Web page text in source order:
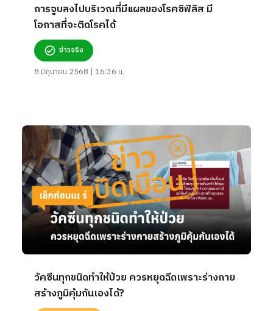
การจูบลงไปบริเวณที่มีแผลของโรคซิฟิลิส มี
โอกาสที่จะติดโรคได้
ข่าวจริง
8 มิถุนายน 2568 | 16:36 น.
วัคซีนทุกชนิดทำให้ป่วย ควรหยุดฉีดเพราะร่างกาย
สร้างภูมิคุ้มกันเองได้?